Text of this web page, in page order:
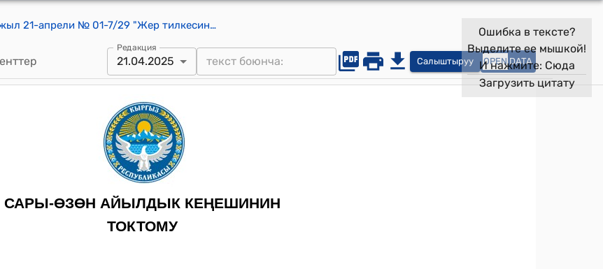
Сары-Өзөн айылдык кеңешинин 2025-жыл 21-апрели № 01-7/29 "Жер тилкесинин максаттык багытын өзгөртүү жөнүндө" токтому
Редакция
21.04.2025 Салыштыруу OPEN DATA
Ошибка в тексте?
Выделите ее мышкой!
И нажмите: Сюда
Загрузить цитату